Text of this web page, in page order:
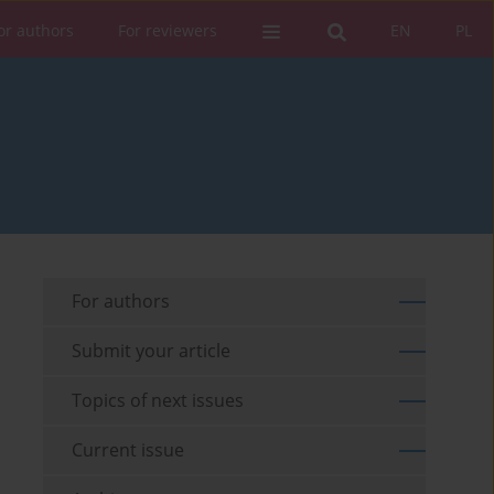
PL
EN
authors For reviewers
For authors
Submit your article
Topics of next issues
Current issue